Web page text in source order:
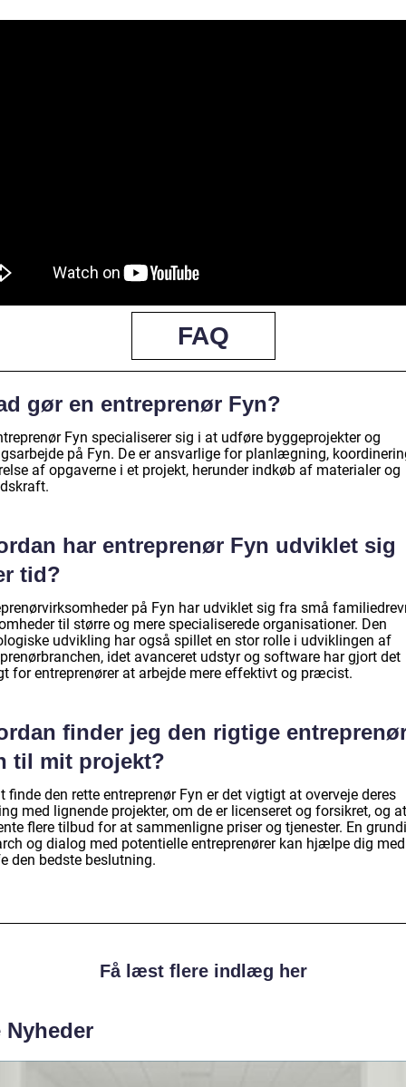
FAQ
gør en entreprenør Fyn?
Fyn specialiserer sig i at udføre byggeprojekter og
på Fyn. De er ansvarlige for planlægning,
af opgaverne i et projekt, herunder indkøb af materialer og
har entreprenør Fyn udviklet sig
tid?
på Fyn har udviklet sig fra små
til større og mere specialiserede organisationer. Den
udvikling har også spillet en stor rolle i udviklingen af
idet avanceret udstyr og software har gjort det
for entreprenører at arbejde mere effektivt og præcist.
finder jeg den rigtige
til mit projekt?
finde den rette entreprenør Fyn er det vigtigt at overveje deres
med lignende projekter, om de er licenseret og forsikret, og at
flere tilbud for at sammenligne priser og tjenester. En
og dialog med potentielle entreprenører kan hjælpe dig
den bedste beslutning.
Få læst flere indlæg her
Nyheder